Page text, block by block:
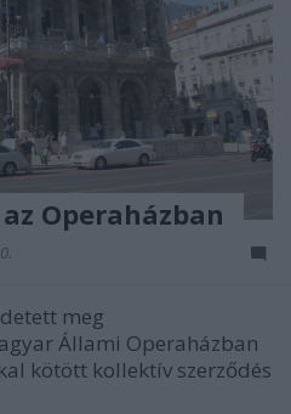
Operaházban
meg
Állami Operaházban
kötött kollektív szerződés